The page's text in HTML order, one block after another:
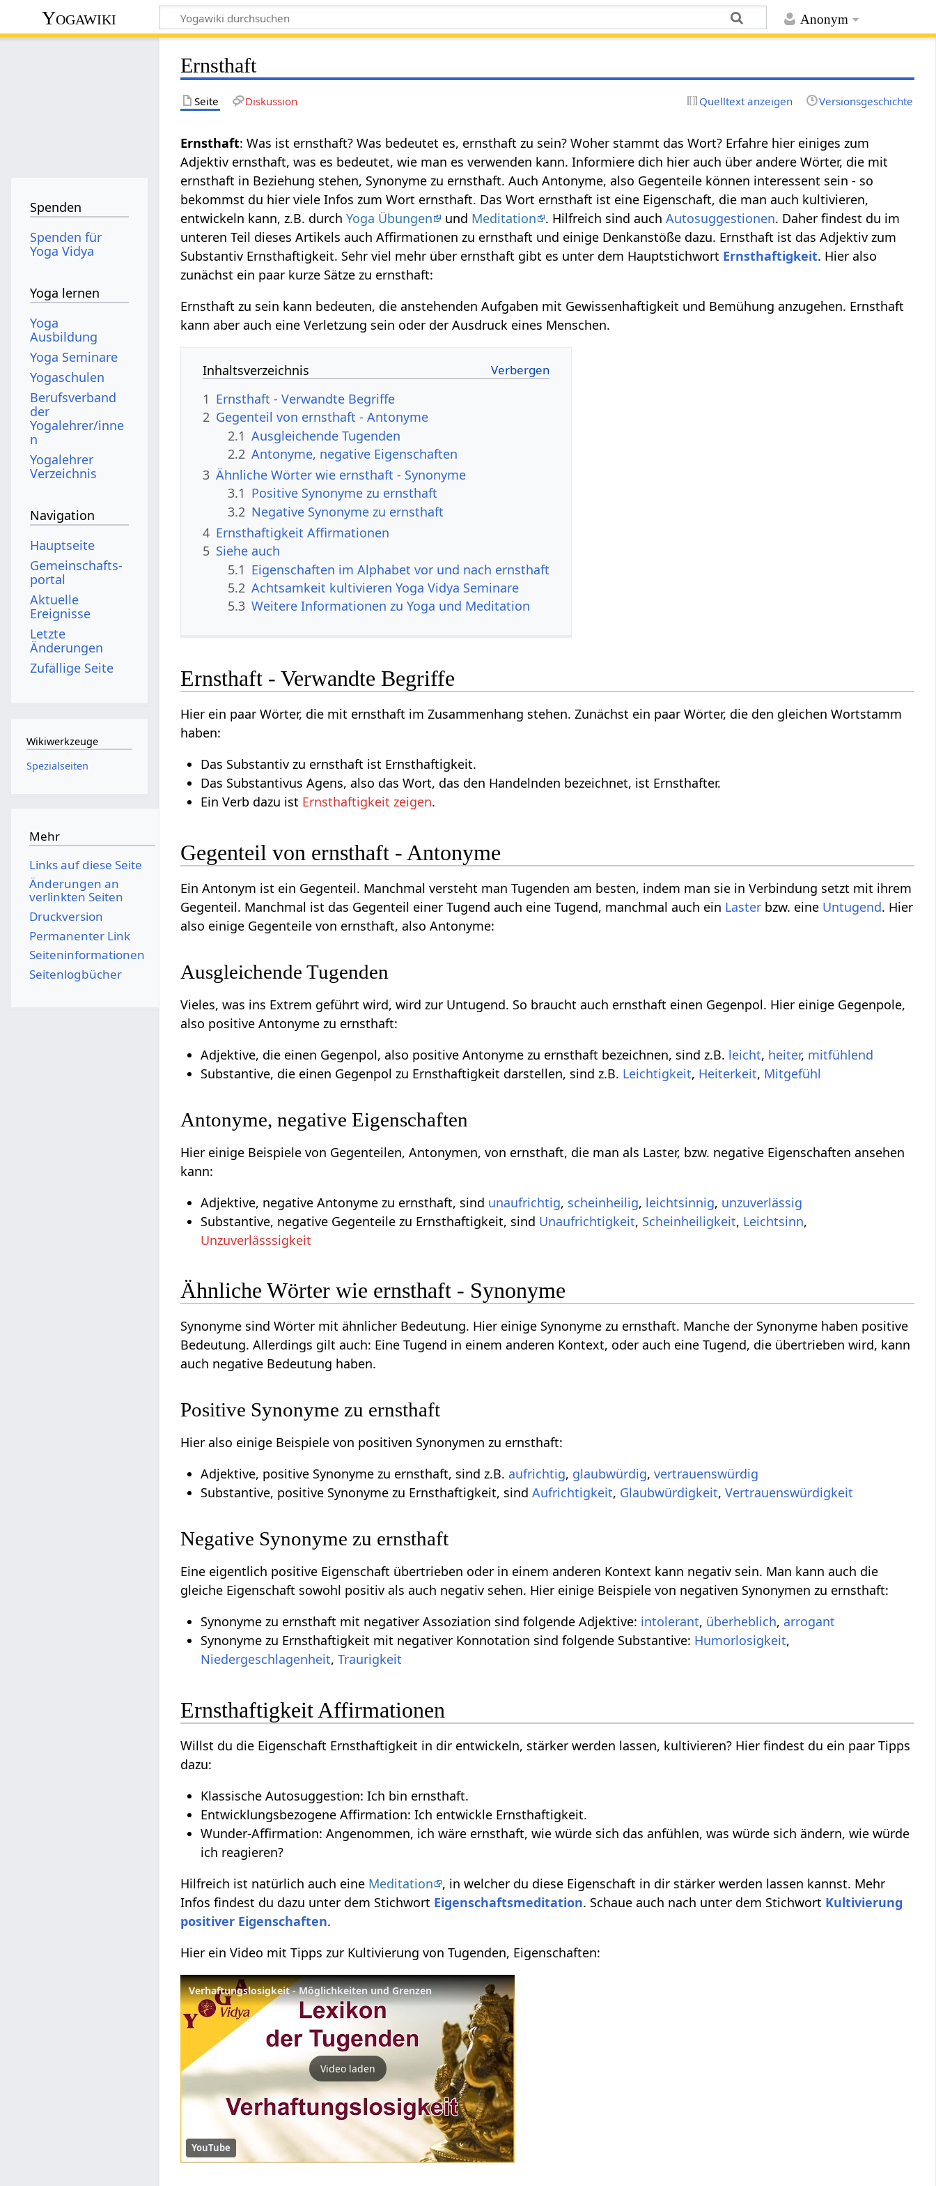
Anonym
Yogawiki
Ernsthaft
Seite Diskussion Quelltext anzeigen Versionsgeschichte
Ernsthaft: Was ist ernsthaft? Was bedeutet es, ernsthaft zu sein? Woher stammt das Wort? Erfahre hier einiges zum
Adjektiv ernsthaft, was es bedeutet, wie man es verwenden kann. Informiere dich hier auch über andere Wörter, die mit
ernsthaft in Beziehung stehen, Synonyme zu ernsthaft. Auch Antonyme, also Gegenteile können interessent sein - so
bekommst du hier viele Infos zum Wort ernsthaft. Das Wort ernsthaft ist eine Eigenschaft, die man auch kultivieren,
entwickeln kann, z.B. durchYoga Übungen und Meditation . Hilfreich sind auchAutosuggestionen. Daher findest du im
unteren Teil dieses Artikels auch Affirmationen zu ernsthaft und einige Denkanstöße dazu. Ernsthaft ist das Adjektiv zum
Substantiv Ernsthaftigkeit. Sehr viel mehr über ernsthaft gibt es unter dem Hauptstichwort Ernsthaftigkeit. Hier also
zunächst ein paar kurze Sätze zu ernsthaft:
Ernsthaft zu sein kann bedeuten, die anstehenden Aufgaben mit Gewissenhaftigkeit und Bemühung anzugehen. Ernsthaft
kann aber auch eine Verletzung sein oder der Ausdruck eines Menschen.
Inhaltsverzeichnis
1 Ernsthaft - Verwandte Begriffe
2 Gegenteil von ernsthaft - Antonyme
2.1 Ausgleichende Tugenden
2.2 Antonyme, negative Eigenschaften
3 Ähnliche Wörter wie ernsthaft - Synonyme
3.1 Positive Synonyme zu ernsthaft
3.2 Negative Synonyme zu ernsthaft
4 Ernsthaftigkeit Affirmationen
5 Siehe auch
5.1 Eigenschaften im Alphabet vor und nach ernsthaft
5.2 Achtsamkeit kultivieren Yoga Vidya Seminare
5.3 Weitere Informationen zu Yoga und Meditation
Ernsthaft - Verwandte Begriffe
Hier ein paar Wörter, die mit ernsthaft im Zusammenhang stehen. Zunächst ein paar Wörter, die den gleichen Wortstamm
haben:
Das Substantiv zu ernsthaft ist Ernsthaftigkeit.
Das Substantivus Agens, also das Wort, das den Handelnden bezeichnet, ist Ernsthafter.
Ein Verb dazu ist Ernsthaftigkeit zeigen.
Gegenteil von ernsthaft - Antonyme
Ein Antonym ist ein Gegenteil. Manchmal versteht man Tugenden am besten, indem man sie in Verbindung setzt mit ihrem
Gegenteil. Manchmal ist das Gegenteil einer Tugend auch eine Tugend, manchmal auch ein Laster bzw. eine Untugend. Hier
also einige Gegenteile von ernsthaft, also Antonyme:
Ausgleichende Tugenden
Vieles, was ins Extrem geführt wird, wird zur Untugend. So braucht auch ernsthaft einen Gegenpol. Hier einige Gegenpole,
also positive Antonyme zu ernsthaft:
Adjektive, die einen Gegenpol, also positive Antonyme zu ernsthaft bezeichnen, sind z.B. leicht, heiter, mitfühlend
Substantive, die einen Gegenpol zu Ernsthaftigkeit darstellen, sind z.B. Leichtigkeit, Heiterkeit, Mitgefühl
Antonyme, negative Eigenschaften
Hier einige Beispiele von Gegenteilen, Antonymen, von ernsthaft, die man als Laster, bzw. negative Eigenschaften ansehen
kann:
Adjektive, negative Antonyme zu ernsthaft, sind unaufrichtig, scheinheilig, leichtsinnig, unzuverlässig
Substantive, negative Gegenteile zu Ernsthaftigkeit, sind Unaufrichtigkeit, Scheinheiligkeit, Leichtsinn,
Unzuverlässsigkeit
Ähnliche Wörter wie ernsthaft - Synonyme
Synonyme sind Wörter mit ähnlicher Bedeutung. Hier einige Synonyme zu ernsthaft. Manche der Synonyme haben positive
Bedeutung. Allerdings gilt auch: Eine Tugend in einem anderen Kontext, oder auch eine Tugend, die übertrieben wird, kann
auch negative Bedeutung haben.
Positive Synonyme zu ernsthaft
Hier also einige Beispiele von positiven Synonymen zu ernsthaft:
Adjektive, positive Synonyme zu ernsthaft, sind z.B. aufrichtig, glaubwürdig,vertrauenswürdig
Substantive, positive Synonyme zu Ernsthaftigkeit, sindAufrichtigkeit, Glaubwürdigkeit,Vertrauenswürdigkeit
Negative Synonyme zu ernsthaft
Eine eigentlich positive Eigenschaft übertrieben oder in einem anderen Kontext kann negativ sein. Man kann auch die
gleiche Eigenschaft sowohl positiv als auch negativ sehen. Hier einige Beispiele von negativen Synonymen zu ernsthaft:
Synonyme zu ernsthaft mit negativer Assoziation sind folgende Adjektive: intolerant, überheblich, arrogant
Synonyme zu Ernsthaftigkeit mit negativer Konnotation sind folgende Substantive: Humorlosigkeit,
Niedergeschlagenheit,Traurigkeit
Ernsthaftigkeit Affirmationen
Willst du die Eigenschaft Ernsthaftigkeit in dir entwickeln, stärker werden lassen, kultivieren? Hier findest du ein paar Tipps
dazu:
Klassische Autosuggestion: Ich bin ernsthaft.
Entwicklungsbezogene Affirmation: Ich entwickle Ernsthaftigkeit.
Wunder-Affirmation: Angenommen, ich wäre ernsthaft, wie würde sich das anfühlen, was würde sich ändern, wie würde
ich reagieren?
Hilfreich ist natürlich auch eine Meditation
, in welcher du diese Eigenschaft in dir stärker werden lassen kannst. Mehr
Infos findest du dazu unter dem Stichwort Eigenschaftsmeditation. Schaue auch nach unter dem Stichwort Kultivierung
positiver Eigenschaften.
Hier ein Video mit Tipps zur Kultivierung von Tugenden, Eigenschaften:
Verhaftungslosigkeit - Möglichkeiten und Grenzen
Video laden
YouTube
Spenden
Spenden für
Yoga Vidya
Yoga lernen
Yoga
Ausbildung
Yoga Seminare
Yogaschulen
Berufsverband
der
Yogalehrer/inne
n
Yogalehrer
Verzeichnis
Navigation
Hauptseite
Gemeinschafts­
portal
Aktuelle
Ereignisse
Letzte
Änderungen
Zufällige Seite
Wikiwerkzeuge
Spezialseiten
Mehr
Links auf diese Seite
Änderungen an
verlinkten Seiten
Druckversion
Permanenter Link
Seiten­­informationen
Seitenlogbücher